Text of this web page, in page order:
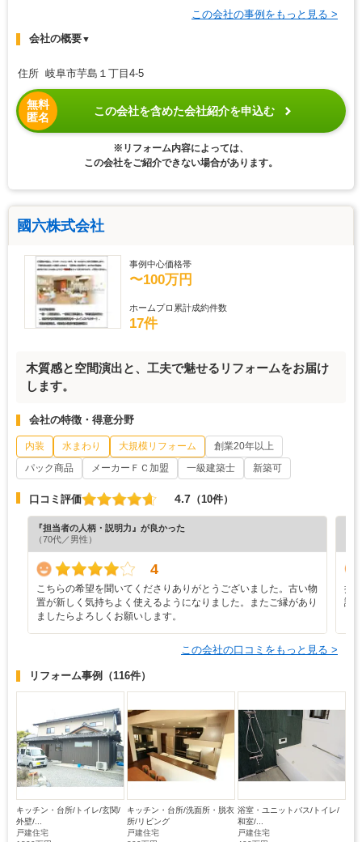
この会社の事例をもっと見る >
会社の概要▼
住所 岐阜市芋島１丁目4-5
無料
匿名
この会社を含めた会社紹介を申込む
※リフォーム内容によっては、
この会社をご紹介できない場合があります。
國六株式会社
事例中心価格帯
〜100万円
ホームプロ累計成約件数
17件
木質感と空間演出と、工夫で魅せるリフォームをお届け
します。
会社の特徴・得意分野
内装 水まわり 大規模リフォーム
創業20年以上
パック商品
メーカーＦＣ加盟 一級建築士 新築可
口コミ評価 4.7 （10件）
『担当者の人柄・説明力』が良かった
（70代／男性）
4
こちらの希望を聞いてくださりありがとうございました。古い物
置が新しく気持ちよく使えるようになりました。またご縁があり
ましたらよろしくお願いします。
担
誠
この会社の口コミをもっと見る >
リフォーム事例 （116件）
キッチン・台所/トイレ/玄関/
外壁/...
戸建住宅
キッチン・台所/洗面所・脱衣
所/リビング
戸建住宅
浴室・ユニットバス/トイレ/
和室/...
戸建住宅